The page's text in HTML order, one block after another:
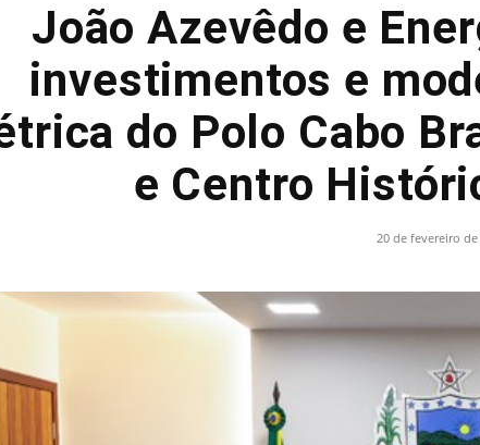
João Azevêdo e
investimentos e
do Polo Cabo
e Centro
20 de fevereiro de